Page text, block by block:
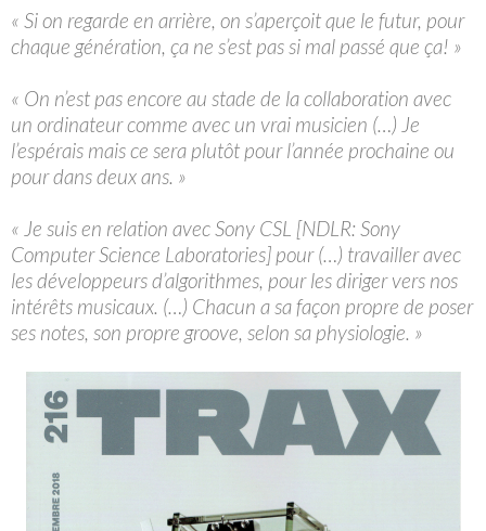
« Si on regarde en arrière, on s’aperçoit que le futur, pour
chaque génération, ça ne s’est pas si mal passé que ça! »
« On n’est pas encore au stade de la collaboration avec
un ordinateur comme avec un vrai musicien (…) Je
l’espérais mais ce sera plutôt pour l’année prochaine ou
pour dans deux ans. »
« Je suis en relation avec Sony CSL [NDLR: Sony
Computer Science Laboratories] pour (…) travailler avec
les développeurs d’algorithmes, pour les diriger vers nos
intérêts musicaux. (…) Chacun a sa façon propre de poser
ses notes, son propre groove, selon sa physiologie. »